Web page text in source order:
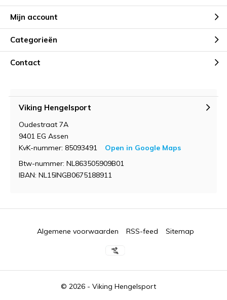
Mijn account
Categorieën
Contact
Viking Hengelsport
Oudestraat 7A
9401 EG Assen
KvK-nummer: 85093491
Open in Google Maps
Btw-nummer: NL863505909B01
IBAN: NL15INGB0675188911
© 2026 - Viking Hengelsport
Algemene voorwaarden RSS-feed Sitemap